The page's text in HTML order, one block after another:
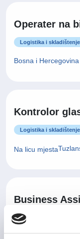
Operater na
Logistika i skladištenje
Bosna i Hercegovina
Kontrolor
Logistika i skladištenje
Na licu mjesta
Business
Administracija /